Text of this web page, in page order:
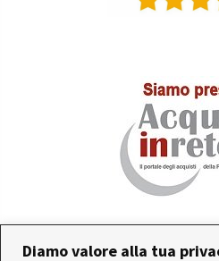
Diamo valore alla tua